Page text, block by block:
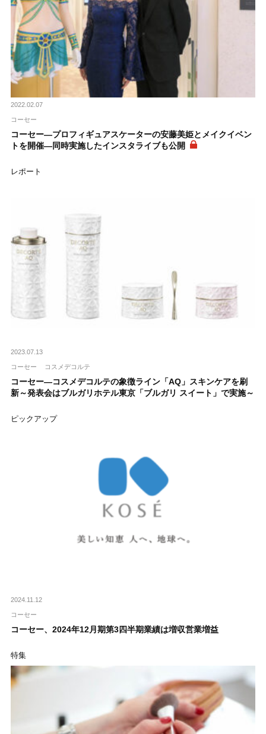
2022.02.07
コーセー
コーセー―プロフィギュアスケーターの安藤美姫とメイクイベン
トを開催―同時実施したインスタライブも公開
レポート
2023.07.13
コーセー コスメデコルテ
コーセー―コスメデコルテの象徴ライン「AQ」スキンケアを刷
新～発表会はブルガリホテル東京「ブルガリ スイート」で実施～
ピックアップ
2024.11.12
コーセー
コーセー、2024年12月期第3四半期業績は増収営業増益
特集